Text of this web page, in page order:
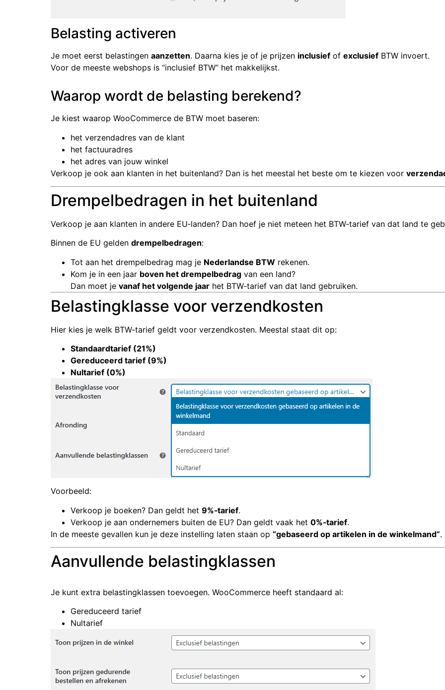
Belasting activeren
Je moet eerst belastingen aanzetten. Daarna kies je of je prijzen inclusief of exclusief BTW invoert.
Voor de meeste webshops is “inclusief BTW” het makkelijkst.
Waarop wordt de belasting berekend?
Je kiest waarop WooCommerce de BTW moet baseren:
het verzendadres van de klant
het factuuradres
het adres van jouw winkel
Verkoop je ook aan klanten in het buitenland? Dan is het meestal het beste om te kiezen voor
Drempelbedragen in het buitenland
Verkoop je aan klanten in andere EU‑landen? Dan hoef je niet meteen het BTW‑tarief van dat land te
Binnen de EU gelden drempelbedragen:
Tot aan het drempelbedrag mag je Nederlandse BTW rekenen.
Kom je in een jaar boven het drempelbedrag van een land?
Dan moet je vanaf het volgende jaar het BTW‑tarief van dat land gebruiken.
Belastingklasse voor verzendkosten
Hier kies je welk BTW‑tarief geldt voor verzendkosten. Meestal staat dit op:
Standaardtarief (21%)
Gereduceerd tarief (9%)
Nultarief (0%)
Voorbeeld:
Verkoop je boeken? Dan geldt het 9%‑tarief.
Verkoop je aan ondernemers buiten de EU? Dan geldt vaak het 0%‑tarief.
In de meeste gevallen kun je deze instelling laten staan op “gebaseerd op artikelen in de winkelmand”.
Aanvullende belastingklassen
Je kunt extra belastingklassen toevoegen. WooCommerce heeft standaard al:
Gereduceerd tarief
Nultarief